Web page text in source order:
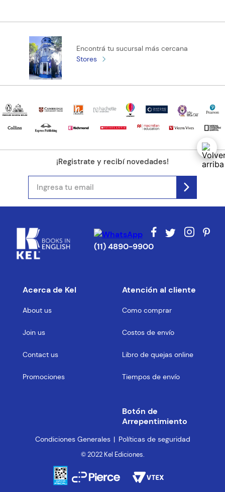
Encontrá tu sucursal más cercana
Stores
¡Registrate y recibí novedades!
(11) 4890-9900
Acerca de Kel
About us
Join us
Contact us
Promociones
Atención al cliente
Como comprar
Costos de envío
Libro de quejas online
Tiempos de envío
Botón de
Arrepentimiento
Condiciones Generales Políticas de seguridad
© 2022 Kel Ediciones.